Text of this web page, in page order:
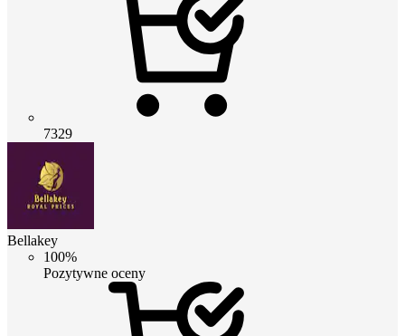
7329
Bellakey
100%
Pozytywne oceny